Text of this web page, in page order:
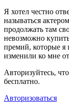
Я хотел честно
называться
продолжать там
невозможно
премий, которые я
изменили ко мне
Авторизуйтесь,
бесплатно.
Авторизоваться